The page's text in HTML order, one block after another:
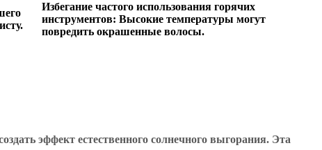
Избегание частого использования горячих
инструментов: Высокие температуры могут
повредить окрашенные волосы.
эффект естественного солнечного выгорания. Эта